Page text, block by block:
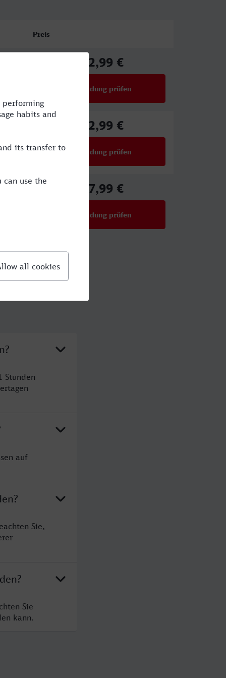
Preis
22,99 €
Verbindung prüfen
22,99 €
Verbindung prüfen
27,99 €
Verbindung prüfen
Stunden
auf
Sie,
Sie
kann.